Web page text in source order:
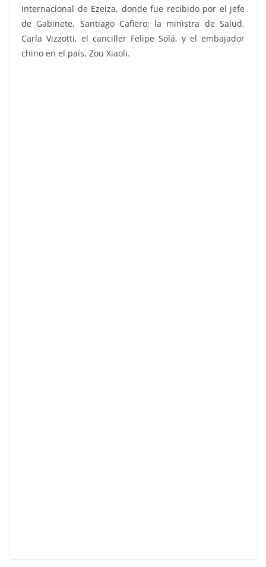
Internacional de Ezeiza, donde fue recibido por el jefe
de Gabinete, Santiago Cafiero; la ministra de Salud,
Carla Vizzotti, el canciller Felipe Solá, y el embajador
chino en el país, Zou Xiaoli.